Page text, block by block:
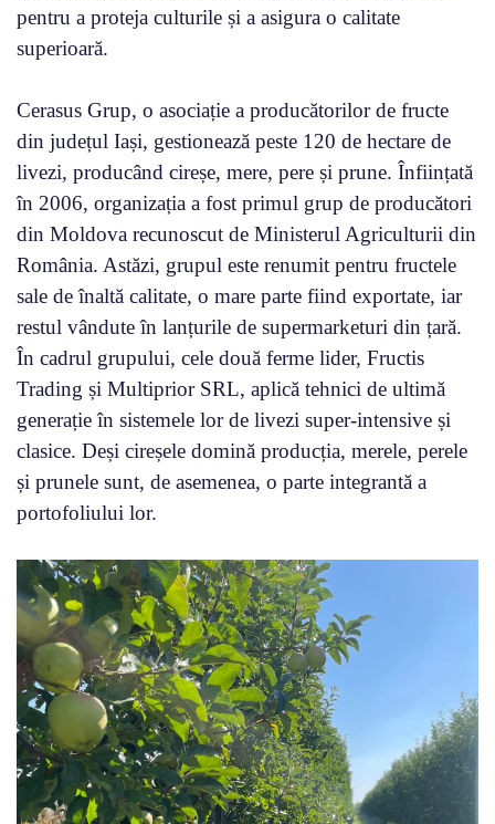
pentru a proteja culturile și a asigura o calitate
superioară.
Cerasus Grup, o asociație a producătorilor de fructe
din județul Iași, gestionează peste 120 de hectare de
livezi, producând cireșe, mere, pere și prune. Înființată
în 2006, organizația a fost primul grup de producători
din Moldova recunoscut de Ministerul Agriculturii din
România. Astăzi, grupul este renumit pentru fructele
sale de înaltă calitate, o mare parte fiind exportate, iar
restul vândute în lanțurile de supermarketuri din țară.
În cadrul grupului, cele două ferme lider, Fructis
Trading și Multiprior SRL, aplică tehnici de ultimă
generație în sistemele lor de livezi super-intensive și
clasice. Deși cireșele domină producția, merele, perele
și prunele sunt, de asemenea, o parte integrantă a
portofoliului lor.